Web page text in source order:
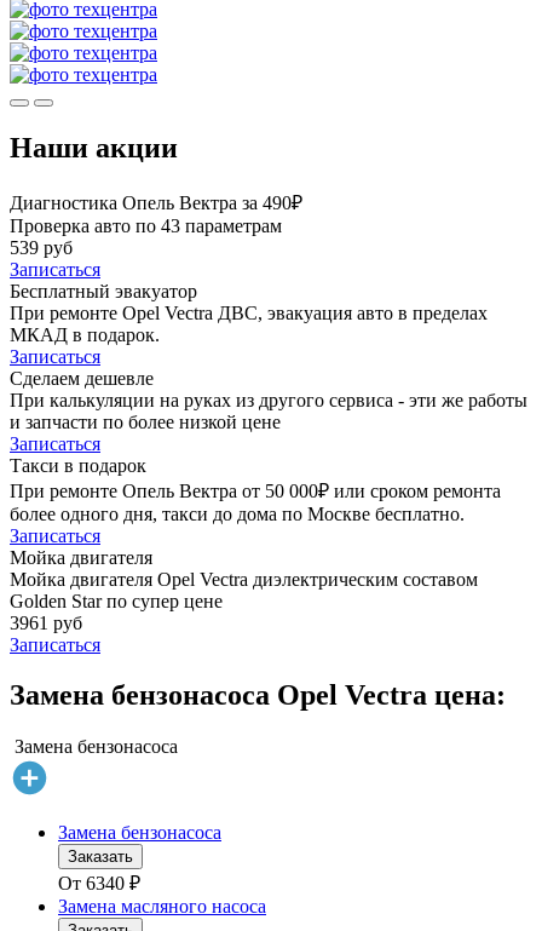
Наши акции
Диагностика Опель Вектра за 490₽
Проверка авто по 43 параметрам
539 руб
Записаться
Бесплатный эвакуатор
При ремонте Opel Vectra ДВС, эвакуация авто в пределах
МКАД в подарок.
Записаться
Сделаем дешевле
При калькуляции на руках из другого сервиса - эти же работы
и запчасти по более низкой цене
Записаться
Такси в подарок
При ремонте Опель Вектра от 50 000₽ или сроком ремонта
более одного дня, такси до дома по Москве бесплатно.
Записаться
Мойка двигателя
Мойка двигателя Opel Vectra диэлектрическим составом
Golden Star по супер цене
3961 руб
Записаться
Замена бензонасоса Opel Vectra цена:
Замена бензонасоса
Замена бензонасоса
Заказать
От 6340 ₽
Замена масляного насоса